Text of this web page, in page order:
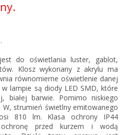
do oświetlania luster, gablot,
Klosz wykonany z akrylu ma
równomierne oświetlenie danej
w lampie są diody LED SMD, które
białej barwie. Pomimo niskiego
strumień świetlny emitowanego
810 lm. Klasa ochrony IP44
ochronę przed kurzem i wodą